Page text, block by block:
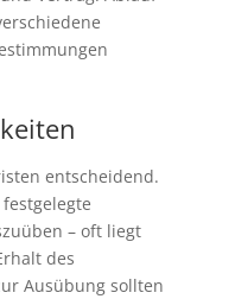
entscheidend.
– oft liegt
des
Ausübung sollten